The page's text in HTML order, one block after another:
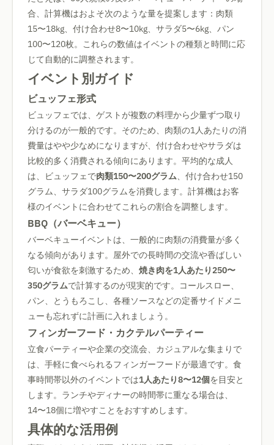
合、計算機はおよそ次のような量を提案します：肉類
15〜18kg、付け合わせ8〜10kg、サラダ5〜6kg、パン
100〜120枚。これらの数値はイベントの種類と時間に応
じて自動的に調整されます。
イベント別ガイド
ビュッフェ形式
ビュッフェでは、ゲストが複数の料理から少量ずつ取り
分けるのが一般的です。そのため、肉類の1人あたりの消
費量はやや少なめになりますが、付け合わせやサラダは
比較的多く消費される傾向にあります。平均的な成人
は、ビュッフェで肉類150〜200グラム、付け合わせ150
グラム、サラダ100グラムを消費します。計算機はお客
様のイベントに合わせてこれらの割合を調整します。
BBQ（バーベキュー）
バーベキューイベントは、一般的に肉類の消費量が多く
なる傾向があります。屋外での長時間の交流や香ばしい
匂いが食欲を刺激するため、 焼き肉を1人あたり250〜
350グラムで計算するのが現実的です。コールスロー、
パン、とうもろこし、各種ソースなどの定番サイドメニ
ューも忘れずに計画に入れましょう。
フィンガーフード・カクテルパーティー
立食パーティーや企業の交流会、カジュアルな集まりで
は、手軽に食べられるフィンガーフードが最適です。食
事時間帯以外のイベントでは1人あたり8〜12個を目安と
します。ランチやディナーの時間帯に重なる場合は、
14〜18個に増やすことをおすすめします。
具体的な活用例